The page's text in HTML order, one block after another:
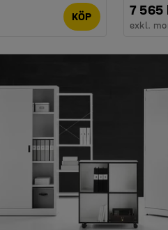
KÖP 7 565
exkl.